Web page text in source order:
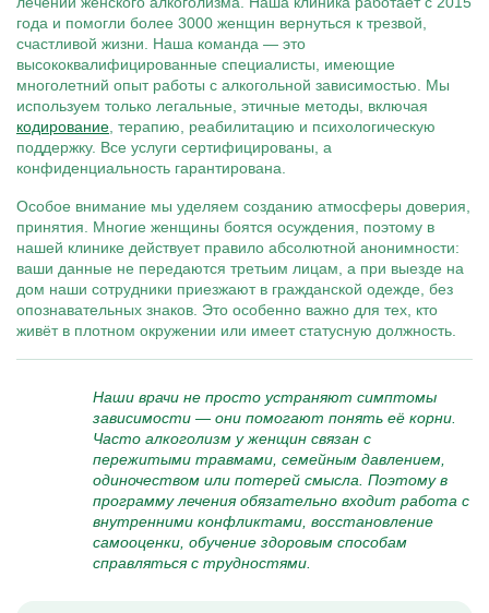
года и помогли более 3000 женщин вернуться к трезвой,
счастливой жизни. Наша команда — это
высококвалифицированные специалисты, имеющие
многолетний опыт работы с алкогольной зависимостью. Мы
используем только легальные, этичные методы, включая
кодирование , терапию, реабилитацию и психологическую
поддержку. Все услуги сертифицированы, а
конфиденциальность гарантирована.
Особое внимание мы уделяем созданию атмосферы доверия,
принятия. Многие женщины боятся осуждения, поэтому в
нашей клинике действует правило абсолютной анонимности:
ваши данные не передаются третьим лицам, а при выезде на
дом наши сотрудники приезжают в гражданской одежде, без
опознавательных знаков. Это особенно важно для тех, кто
живёт в плотном окружении или имеет статусную должность.
Наши врачи не просто устраняют симптомы
зависимости — они помогают понять её корни.
Часто алкоголизм у женщин связан с
пережитыми травмами, семейным давлением,
одиночеством или потерей смысла. Поэтому в
программу лечения обязательно входит работа с
внутренними конфликтами, восстановление
самооценки, обучение здоровым способам
справляться с трудностями.